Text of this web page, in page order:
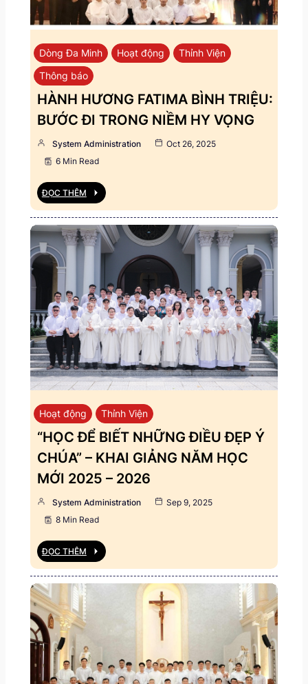
Dòng Đa Minh Hoạt động
Thỉnh Viện
Thông báo
HÀNH HƯƠNG FATIMA BÌNH TRIỆU:
BƯỚC ĐI TRONG NIỀM HY VỌNG
System Administration
Oct 26, 2025
6 Min Read
ĐỌC THÊM
Hoạt động Thỉnh Viện
“HỌC ĐỂ BIẾT NHỮNG ĐIỀU ĐẸP Ý
CHÚA” – KHAI GIẢNG NĂM HỌC
MỚI 2025 – 2026
System Administration
Sep 9, 2025
8 Min Read
ĐỌC THÊM